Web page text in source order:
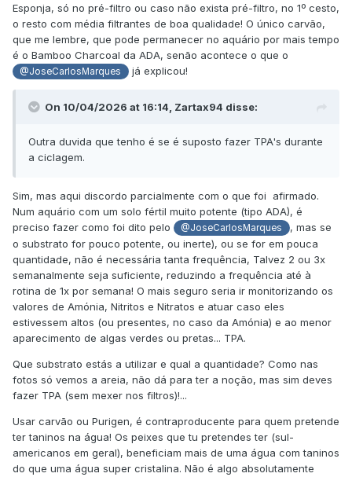
Esponja, só no pré-filtro ou caso não exista pré-filtro, no 1º cesto,
o resto com média filtrantes de boa qualidade! O único carvão,
que me lembre, que pode permanecer no aquário por mais tempo
é o Bamboo Charcoal da ADA, senão acontece o que o
@JoseCarlosMarques já explicou!
On 10/04/2026 at 16:14, Zartax94 disse:
Outra duvida que tenho é se é suposto fazer TPA's durante
a ciclagem.
Sim, mas aqui discordo parcialmente com o que foi afirmado.
Num aquário com um solo fértil muito potente (tipo ADA), é
preciso fazer como foi dito pelo
@JoseCarlosMarques
, mas se
o substrato for pouco potente, ou inerte), ou se for em pouca
quantidade, não é necessária tanta frequência, Talvez 2 ou 3x
semanalmente seja suficiente, reduzindo a frequência até à
rotina de 1x por semana! O mais seguro seria ir monitorizando os
valores de Amónia, Nitritos e Nitratos e atuar caso eles
estivessem altos (ou presentes, no caso da Amónia) e ao menor
aparecimento de algas verdes ou pretas... TPA.
Que substrato estás a utilizar e qual a quantidade? Como nas
fotos só vemos a areia, não dá para ter a noção, mas sim deves
fazer TPA (sem mexer nos filtros)!...
Usar carvão ou Purigen, é contraproducente para quem pretende
ter taninos na água! Os peixes que tu pretendes ter (sul-
americanos em geral), beneficiam mais de uma água com taninos
do que uma água super cristalina. Não é algo absolutamente